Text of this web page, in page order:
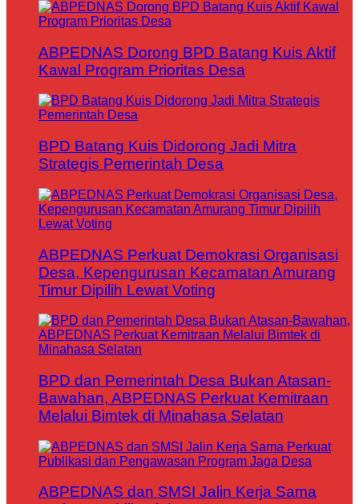
ABPEDNAS Dorong BPD Batang Kuis Aktif
Kawal Program Prioritas Desa
BPD Batang Kuis Didorong Jadi Mitra
Strategis Pemerintah Desa
ABPEDNAS Perkuat Demokrasi Organisasi
Desa, Kepengurusan Kecamatan Amurang
Timur Dipilih Lewat Voting
BPD dan Pemerintah Desa Bukan Atasan-
Bawahan, ABPEDNAS Perkuat Kemitraan
Melalui Bimtek di Minahasa Selatan
ABPEDNAS dan SMSI Jalin Kerja Sama